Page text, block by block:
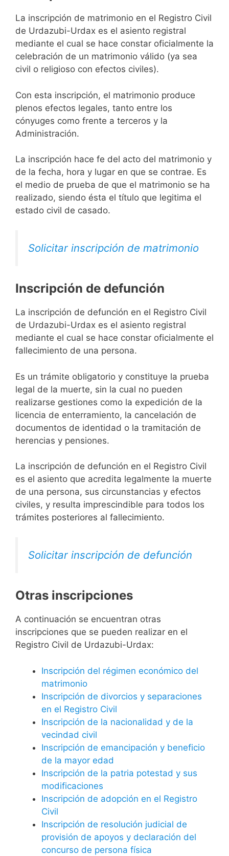
La inscripción de matrimonio en el Registro Civil
de Urdazubi-Urdax es el asiento registral
mediante el cual se hace constar oficialmente la
celebración de un matrimonio válido (ya sea
civil o religioso con efectos civiles).
Con esta inscripción, el matrimonio produce
plenos efectos legales, tanto entre los
cónyuges como frente a terceros y la
Administración.
La inscripción hace fe del acto del matrimonio y
de la fecha, hora y lugar en que se contrae. Es
el medio de prueba de que el matrimonio se ha
realizado, siendo ésta el título que legitima el
estado civil de casado.
Solicitar inscripción de matrimonio
Inscripción de defunción
La inscripción de defunción en el Registro Civil
de Urdazubi-Urdax es el asiento registral
mediante el cual se hace constar oficialmente el
fallecimiento de una persona.
Es un trámite obligatorio y constituye la prueba
legal de la muerte, sin la cual no pueden
realizarse gestiones como la expedición de la
licencia de enterramiento, la cancelación de
documentos de identidad o la tramitación de
herencias y pensiones.
La inscripción de defunción en el Registro Civil
es el asiento que acredita legalmente la muerte
de una persona, sus circunstancias y efectos
civiles, y resulta imprescindible para todos los
trámites posteriores al fallecimiento.
Solicitar inscripción de defunción
Otras inscripciones
A continuación se encuentran otras
inscripciones que se pueden realizar en el
Registro Civil de Urdazubi-Urdax:
Inscripción del régimen económico del
matrimonio
Inscripción de divorcios y separaciones
en el Registro Civil
Inscripción de la nacionalidad y de la
vecindad civil
Inscripción de emancipación y beneficio
de la mayor edad
Inscripción de la patria potestad y sus
modificaciones
Inscripción de adopción en el Registro
Civil
Inscripción de resolución judicial de
provisión de apoyos y declaración del
concurso de persona física